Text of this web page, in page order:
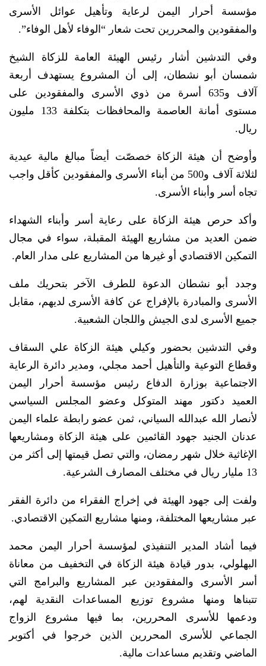
مؤسسة أحرار اليمن لرعاية وتأهيل عوائل الأسرى
والمفقودين والمحررين تحت شعار “الوفاء لأهل الوفاء”.
وفي التدشين أشار رئيس الهيئة العامة للزكاة الشيخ
شمسان أبو نشطان، إلى أن المشروع يستهدف أربعة
آلاف و635 أسرة من ذوي الأسرى والمفقودين على
مستوى أمانة العاصمة والمحافظات بتكلفة 133 مليون
ريال.
وأوضح أن هيئة الزكاة خصصّت أيضاً مبالغ مالية عيدية
لثلاثة آلاف و500 من أبناء الأسرى والمفقودين كأقل واجب
تجاه أسر وأبناء الأسرى.
وأكد حرص هيئة الزكاة على رعاية أسر وأبناء الشهداء
ضمن العديد من مشاريع الهيئة المقبلة، سواء في مجال
التمكين الاقتصادي أو غيرها من المشاريع على مدار العام.
وجدد أبو نشطان الدعوة للطرف الآخر بتحريك ملف
الأسرى والمبادرة بالإفراج عن كافة الأسرى لديهم، مقابل
جميع الأسرى لدى الجيش واللجان الشعبية.
وفي التدشين بحضور وكيلي هيئة الزكاة علي السقاف
وقطاع التوعية والتأهيل أحمد مجلي، ومدير دائرة الرعاية
الاجتماعية بوزارة الدفاع رئيس مؤسسة أحرار اليمن
العميد دكتور مهند المتوكل وعضو المجلس السياسي
لأنصار الله عبدالله السياني، ثمن عضو رابطة علماء اليمن
عدنان الجنيد جهود القائمين على هيئة الزكاة ومشاريعها
الإغاثية خلال شهر رمضان، والتي تصل قيمتها إلى أكثر من
13 مليار ريال في مختلف المصارف الشرعية.
ولفت إلى جهود الهيئة في إخراج الفقراء من دائرة الفقر
عبر مشاريعها المختلفة، ومنها مشاريع التمكين الاقتصادي.
فيما أشاد المدير التنفيذي لمؤسسة أحرار اليمن محمد
البهلولي، بدور قيادة هيئة الزكاة في التخفيف من معاناة
أسر الأسرى والمفقودين عبر المشاريع والبرامج التي
تتبناها ومنها مشروع توزيع المساعدات النقدية لهم،
ودعمها للأسرى المحررين، بما فيها مشروع الزواج
الجماعي للأسرى المحررين الذين خرجوا في أكتوبر
الماضي وتقديم مساعدات مالية.